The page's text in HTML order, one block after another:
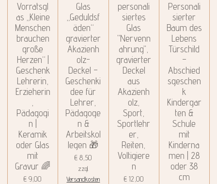
Vorratsgl
as „Kleine
Menschen
brauchen
große
Herzen“ |
Geschenk
Lehrerin,
Erzieherin
Pädagogi
n |
Keramik
oder Glas
mit
Gravur 🌈
€ 9,00
Glas
„Geduldsf
äden“
gravierter
Akazienh
olz-
Deckel –
Geschenki
dee für
Lehrer,
Pädagoge
n &
Arbeitskol
legen 🎁
€ 8,50
zzgl.
Versandkosten
personali
siertes
Glas
"Nervenn
ahrung",
gravierter
Deckel
aus
Akazienh
olz,
Sport,
Sportlehr
er,
Reiten,
Voltigiere
n
€ 12,00
Personali
sierter
Baum des
Lebens
Türschild
–
Abschied
sgeschen
k
Kindergar
ten &
Schule
mit
Kinderna
men | 28
oder 38
cm